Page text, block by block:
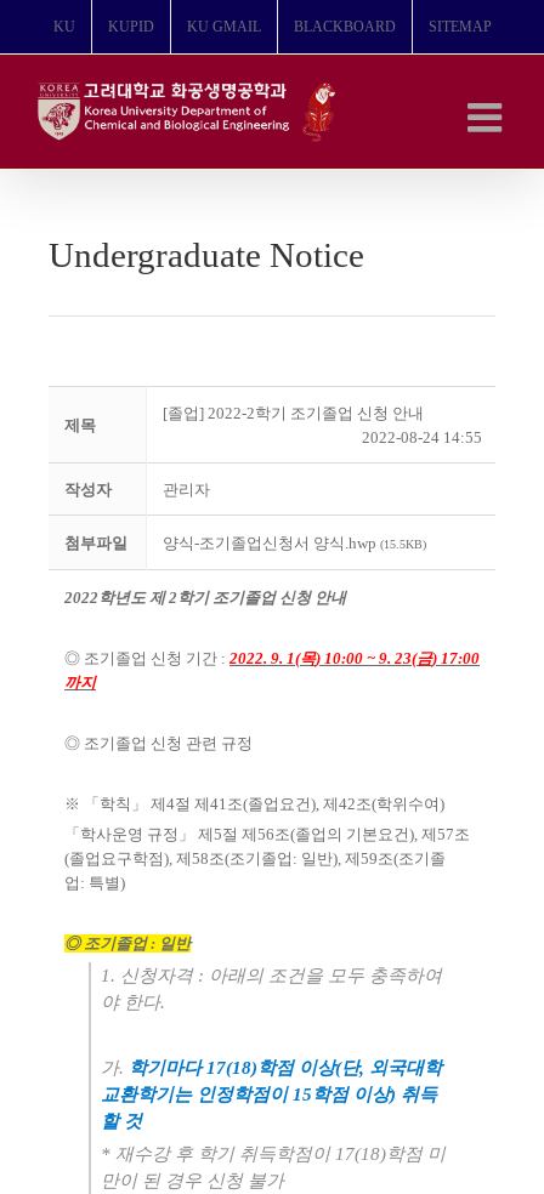
뛰
KU KUPID KU GMAIL BLACKBOARD SITEMAP
Undergraduate Notice
제목
[졸업] 2022-2학기 조기졸업 신청 안내
2022-08-24 14:55
작성자 관리자
첨부파일 양식-조기졸업신청서 양식.hwp (15.5KB)
2022 학년도 제 2 학기 조기졸업 신청 안내
◎ 조기졸업 신청 기간 : 2022. 9. 1(목) 10:00 ~ 9. 23(금) 17:00
까지
◎ 조기졸업 신청 관련 규정
※ 「 학칙 」 제4절 제41조(졸업요건), 제42조(학위수여)
「 학사운영 규정 」 제5절 제56조(졸업의 기본요건), 제57조
(졸업요구학점), 제58조(조기졸업 : 일반), 제59조(조기졸
업 : 특별)
◎조기졸업: 일반
1. 신청자격 : 아래의 조건을 모두 충족하여
야 한다.
가. 학기마다17(18)학점 이상(단, 외국대학
교환학기는 인정학점이15학점 이상) 취득
할 것
* 재수강 후 학기 취득학점이 17(18)학점 미
만이 된 경우 신청 불가